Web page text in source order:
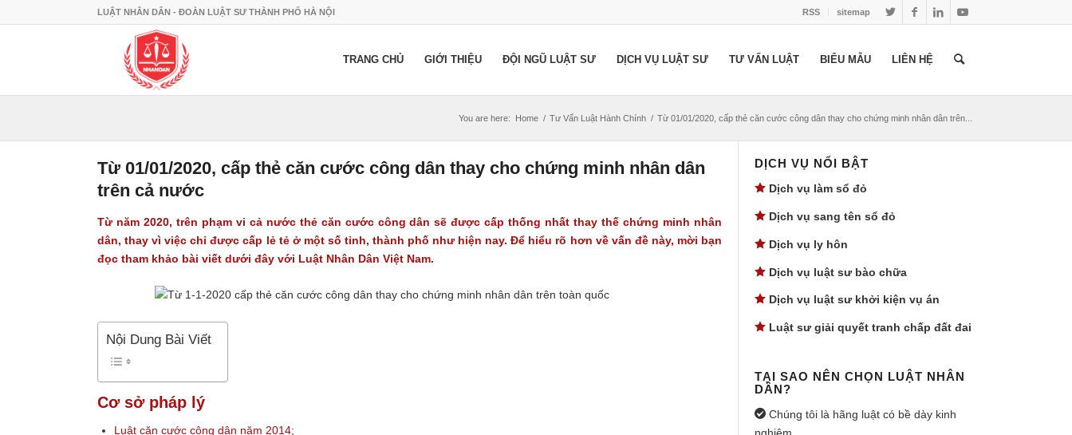
RSS sitemap
LUẬT NHÂN DÂN - ĐOÀN LUẬT SƯ THÀNH PHỐ HÀ NỘI
TRANG CHỦ GIỚI THIỆU ĐỘI NGŨ LUẬT SƯ DỊCH VỤ LUẬT SƯ TƯ VẤN LUẬT BIỂU MẪU LIÊN HỆ
You are here: Home / Tư Vấn Luật Hành Chính / Từ 01/01/2020, cấp thẻ căn cước công dân thay cho chứng minh nhân dân trên...
Từ 01/01/2020, cấp thẻ căn cước công dân thay cho chứng minh nhân dân
trên cả nước
Từ năm 2020, trên phạm vi cả nước thẻ căn cước công dân sẽ được cấp thống nhất thay thế chứng minh nhân
dân, thay vì việc chỉ được cấp lẻ tẻ ở một số tỉnh, thành phố như hiện nay. Để hiểu rõ hơn về vấn đề này, mời bạn
đọc tham khảo bài viết dưới đây với Luật Nhân Dân Việt Nam.
Nội Dung Bài Viết
Cơ sở pháp lý
Luật căn cước công dân năm 2014;
DỊCH VỤ NỔI BẬT
Dịch vụ làm sổ đỏ
Dịch vụ sang tên sổ đỏ
Dịch vụ ly hôn
Dịch vụ luật sư bào chữa
Dịch vụ luật sư khởi kiện vụ án
Luật sư giải quyết tranh chấp đất đai
TẠI SAO NÊN CHỌN LUẬT NHÂN
DÂN?
Chúng tôi là hãng luật có bề dày kinh